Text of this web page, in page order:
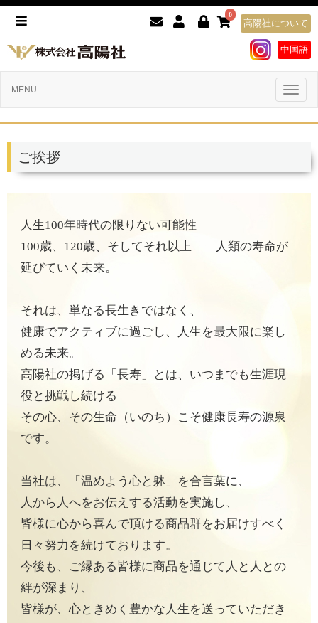
0
高陽社について
中国語
MENU
ご挨拶
人生100年時代の限りない可能性
100歳、120歳、そしてそれ以上――人類の寿命が
延びていく未来。
それは、単なる長生きではなく、
健康でアクティブに過ごし、人生を最大限に楽し
める未来。
高陽社の掲げる「長寿」とは、いつまでも生涯現
役と挑戦し続ける
その心、その生命（いのち）こそ健康長寿の源泉
です。
当社は、「温めよう心と躰」を合言葉に、
人から人へをお伝えする活動を実施し、
皆様に心から喜んで頂ける商品群をお届けすべく
日々努力を続けております。
今後も、ご縁ある皆様に商品を通じて人と人との
絆が深まり、
皆様が、心ときめく豊かな人生を送っていただき